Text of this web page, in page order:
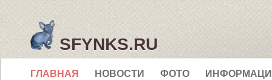
SFYNKS.RU
ГЛАВНАЯ НОВОСТИ ФОТО